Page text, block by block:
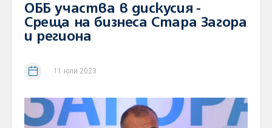
ОББ участва в дискусия -
Среща на бизнеса Стара Загора
и региона
11 юли 2023